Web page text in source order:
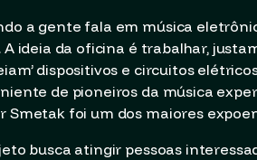
a gente fala em música
A ideia da oficina é trabalhar,
dispositivos e circuitos
de pioneiros da música
Smetak foi um dos maiores
busca atingir pessoas